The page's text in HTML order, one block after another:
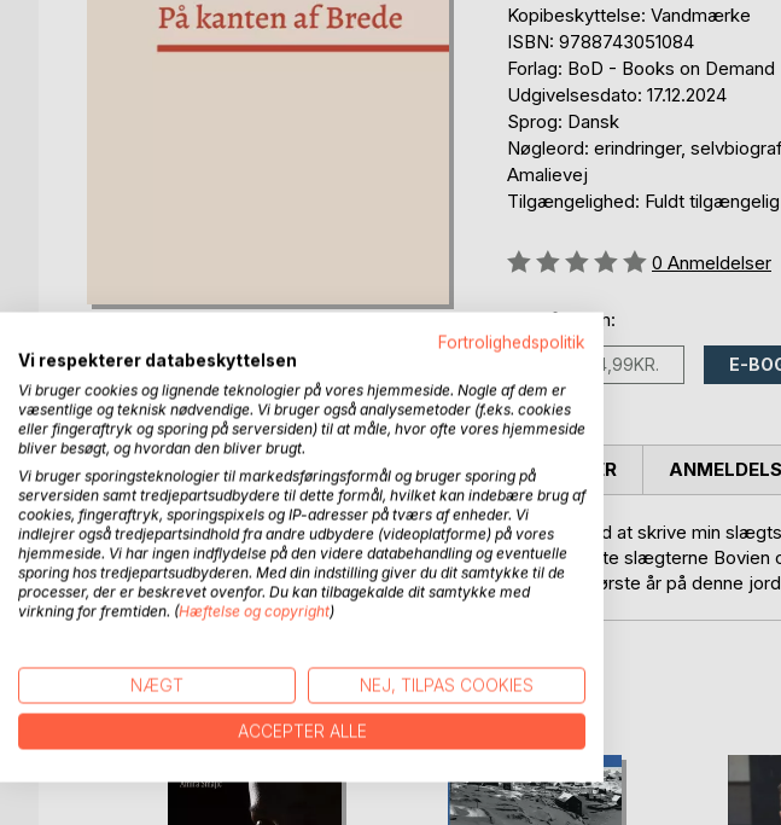
Kopibeskyttelse: Vandmærke
ISBN: 9788743051084
Forlag: BoD - Books on Demand
Udgivelsesdato: 17.12.2024
Sprog: Dansk
Nøgleord: erindringer,
Amalievej
Tilgængelighed: Fuldt tilgængelig
Anmeldelse::
0 Anmeldelser
Kan fås som:
304,99KR. E-
BESKRIVELSE
Da jeg gik på pension i år 2002, var jeg allerede i gang med at skrive min
den var færdig, fortsatte jeg med Wilken Slægten, så fulgte slægterne Bovien
så endelig blevet færdig med min fortælling om mine 22 første år på denne
FORFATTER PRESSEN SKRIVER
FLERE TITLER HOSBoD
Fortrolighedspolitik
Vi respekterer databeskyttelsen
Vi bruger cookies og lignende teknologier på vores hjemmeside. Nogle af dem er
væsentlige og teknisk nødvendige. Vi bruger også analysemetoder (f.eks. cookies
eller fingeraftryk og sporing på serversiden) til at måle, hvor ofte vores hjemmeside
bliver besøgt, og hvordan den bliver brugt.
Vi bruger sporingsteknologier til markedsføringsformål og bruger sporing på
serversiden samt tredjepartsudbydere til dette formål, hvilket kan indebære brug af
cookies, fingeraftryk, sporingspixels og IP-adresser på tværs af enheder. Vi
indlejrer også tredjepartsindhold fra andre udbydere (videoplatforme) på vores
hjemmeside. Vi har ingen indflydelse på den videre databehandling og eventuelle
sporing hos tredjepartsudbyderen. Med din indstilling giver du dit samtykke til de
processer, der er beskrevet ovenfor. Du kan tilbagekalde dit samtykke med
virkning for fremtiden. (Hæftelse og copyright)
NÆGT NEJ, TILPAS COOKIES
ACCEPTER ALLE